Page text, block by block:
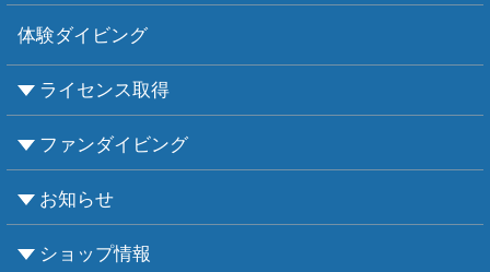
体験ダイビング
ライセンス取得
CMASについて
PADIについて
Ｃカードライセンス取得
レベルアップCMAS
レベルアップPADI
インストラクターコース
エンリッチド・エア・ナイトロックス講習
ファンダイビング
ビーチダイビング
ボートダイビング
セルフダイビング
レンタル器材
お知らせ
お知らせ
お天気情報
フォトグラフィ
ツアー情報
ショップ情報